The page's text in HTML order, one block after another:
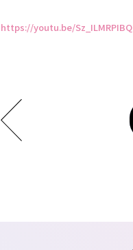
https://youtu.be/Sz_ILMRPIBQ